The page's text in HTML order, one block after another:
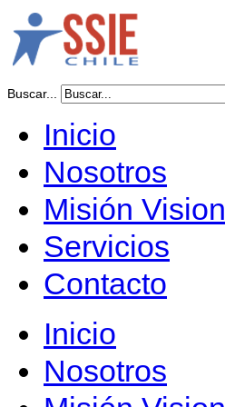
Buscar...
Inicio
Nosotros
Misión Vision
Servicios
Contacto
Inicio
Nosotros